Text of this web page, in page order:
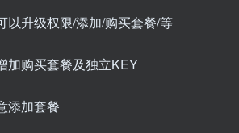
以升级权限/添加/购买套餐/等
加购买套餐及独立KEY
添加套餐